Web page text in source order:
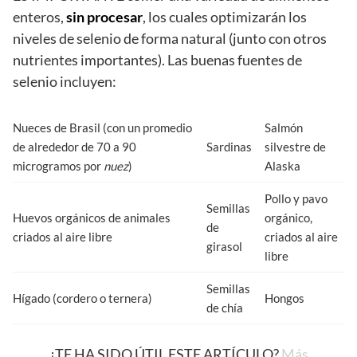
enteros,sin procesar, los cuales optimizarán los
niveles de selenio de forma natural (junto con otros
nutrientes importantes). Las buenas fuentes de
selenio incluyen:
Nueces de Brasil (con un promedio
de alrededor de 70 a 90
microgramos por nuez)
Sardinas
Salmón
silvestre de
Alaska
Huevos orgánicos de animales
criados al aire libre
Semillas
de
girasol
Pollo y pavo
orgánico,
criados al aire
libre
Hígado (cordero o ternera)
Semillas
de chía
Hongos